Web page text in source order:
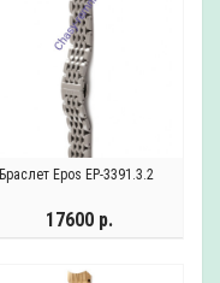
Браслет Epos EP-3391.3.2
17600 р.